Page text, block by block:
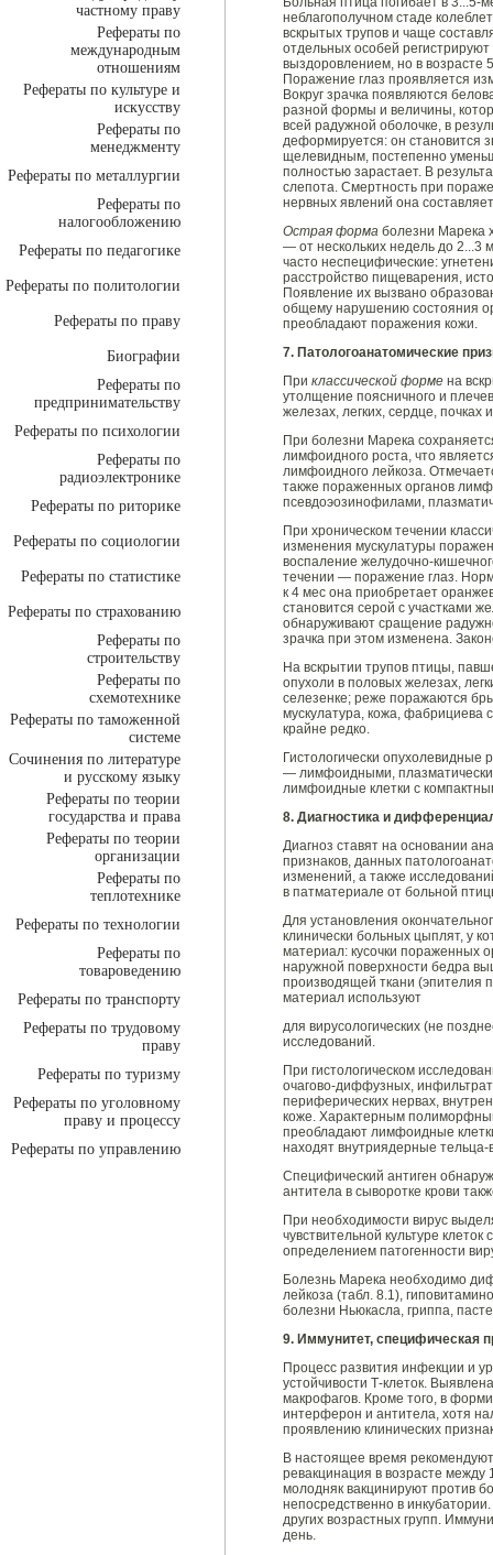
частному праву
Рефераты по
международным
отношениям
Рефераты по культуре и
искусству
Рефераты по
менеджменту
Рефераты по металлургии
Рефераты по
налогообложению
Рефераты по педагогике
Рефераты по политологии
Рефераты по праву
Биографии
Рефераты по
предпринимательству
Рефераты по психологии
Рефераты по
радиоэлектронике
Рефераты по риторике
Рефераты по социологии
Рефераты по статистике
Рефераты по страхованию
Рефераты по
строительству
Рефераты по
схемотехнике
Рефераты по таможенной
системе
Сочинения по литературе
и русскому языку
Рефераты по теории
государства и права
Рефераты по теории
организации
Рефераты по
теплотехнике
Рефераты по технологии
Рефераты по
товароведению
Рефераты по транспорту
Рефераты по трудовому
праву
Рефераты по туризму
Рефераты по уголовному
праву и процессу
Рефераты по управлению
неблагополучном стаде
вскрытых трупов и чаще
отдельных особей
выздоровлением, но в возрасте
Поражение глаз проявляется
Вокруг зрачка появляются
разной формы и величины,
всей радужной оболочке, в
деформируется: он становится
щелевидным, постепенно
полностью зарастает. В
слепота. Смертность при
нервных явлений она
Острая форма болезни Марека
— от нескольких недель до 2...3
часто неспецифические:
расстройство пищеварения,
Появление их вызвано
общему нарушению состояния
преобладают поражения кожи.
7. Патологоанатомические
При классической форме на
утолщение поясничного и
железах, легких, сердце,
При болезни Марека
лимфоидного роста, что
лимфоидного лейкоза.
также пораженных органов
псевдоэозинофилами,
При хроническом течении
изменения мускулатуры
воспаление желудочно-
течении — поражение глаз.
к 4 мес она приобретает
становится серой с участками
обнаруживают сращение
зрачка при этом изменена.
На вскрытии трупов птицы,
опухоли в половых железах,
селезенке; реже поражаются
мускулатура, кожа, фабрициева
крайне редко.
Гистологически
— лимфоидными,
лимфоидные клетки с
8. Диагностика и
Диагноз ставят на основании
признаков, данных
изменений, а также
в патматериале от больной
Для установления
клинически больных цыплят, у
материал: кусочки пораженных
наружной поверхности бедра
производящей ткани (эпителия
материал используют
для вирусологических (не
исследований.
При гистологическом
очагово-диффузных,
периферических нервах,
коже. Характерным
преобладают лимфоидные
находят внутриядерные
Специфический антиген
антитела в сыворотке крови
При необходимости вирус
чувствительной культуре
определением патогенности
Болезнь Марека необходимо
лейкоза (табл. 8.1),
болезни Ньюкасла, гриппа,
9. Иммунитет, специфическая
Процесс развития инфекции и
устойчивости Т-клеток.
макрофагов. Кроме того, в
интерферон и антитела, хотя
проявлению клинических
В настоящее время
ревакцинация в возрасте
молодняк вакцинируют против
непосредственно в
других возрастных групп.
день.